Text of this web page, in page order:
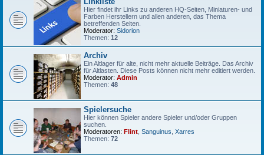
Hier findet ihr Links zu anderen HQ-Seiten, Miniaturen- und
Farben Herstellern und allen anderen, das Thema
betreffenden Seiten.
Moderator: Sidorion
Themen: 12
Archiv
Ein Altlager für alte, nicht mehr aktuelle Beiträge. Das Archiv
für Altlasten. Diese Posts können nicht mehr editiert werden.
Moderator: Admin
Themen: 48
Spielersuche
Hier können Spieler andere Spieler und/oder Gruppen
suchen.
Moderatoren: Flint Sanguinus Xarres
Themen: 72